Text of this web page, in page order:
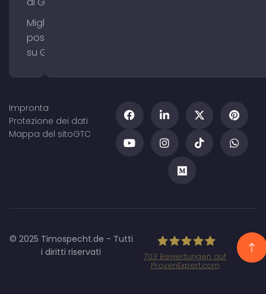
Migliorare il
posizionamento
su Google Maps
Impronta
Protezione dei dati
Mappa del sitoGTC
© 2025 Timospecht.de - Tutti
i diritti riservati
703 Bewertungen auf
ProvenExpert.com